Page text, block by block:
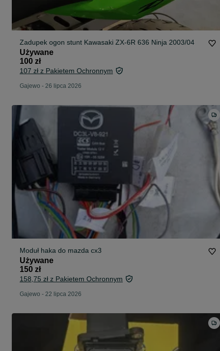
Zadupek ogon stunt Kawasaki ZX-6R 636 Ninja 2003/04
Używane
100 zł
107 zł z Pakietem Ochronnym
Gajewo - 26 lipca 2026
Moduł haka do mazda cx3
Używane
150 zł
158,75 zł z Pakietem Ochronnym
Gajewo - 22 lipca 2026